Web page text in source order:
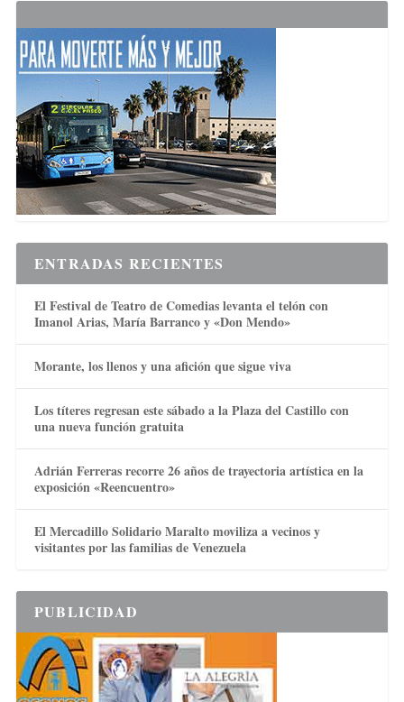
ENTRADAS RECIENTES
El Festival de Teatro de Comedias levanta el telón con
Imanol Arias, María Barranco y «Don Mendo»
Morante, los llenos y una afición que sigue viva
Los títeres regresan este sábado a la Plaza del Castillo con
una nueva función gratuita
Adrián Ferreras recorre 26 años de trayectoria artística en la
exposición «Reencuentro»
El Mercadillo Solidario Maralto moviliza a vecinos y
visitantes por las familias de Venezuela
PUBLICIDAD